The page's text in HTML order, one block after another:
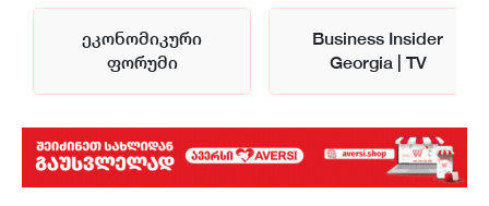
ეკონომიკური
ფორუმი
Business Insider
Georgia | TV